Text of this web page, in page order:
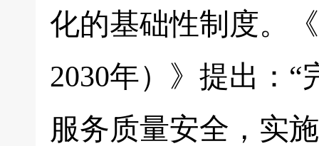
化的基础性制度。
2030年）》提出：
服务质量安全，实